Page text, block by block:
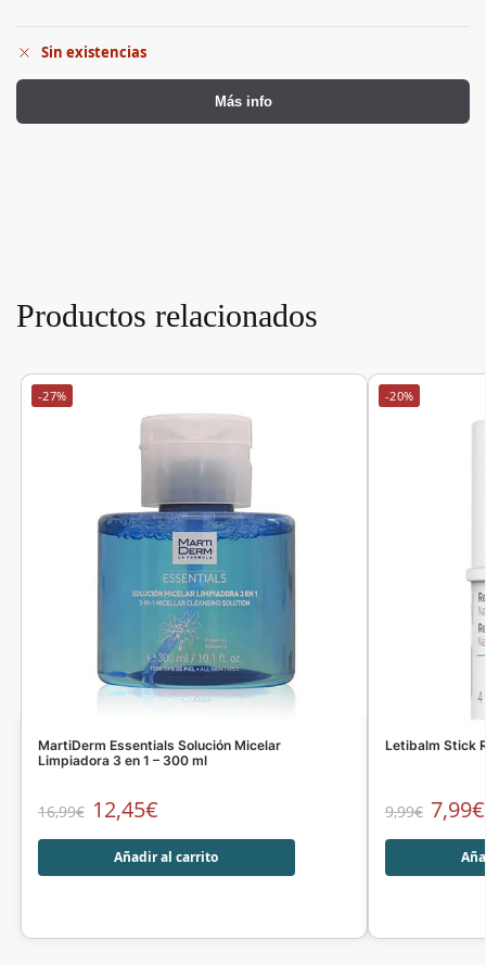
Sin existencias
Más info
Productos relacionados
-27%
MartiDerm Essentials Solución Micelar
Limpiadora 3 en 1 – 300 ml
16,99€ 12,45€
Añadir al carrito
-20%
Letibalm Stick
9,99€ 7,99€